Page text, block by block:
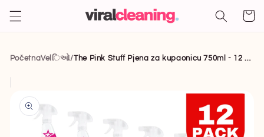
na
PočetnaVelિઓ/ The Pink Stuff Pjena za kupaonicu 750ml - 12 pakiranje
informacije
proizvodu